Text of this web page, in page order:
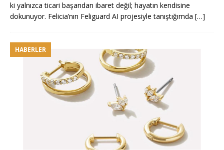
ki yalnızca ticari başarıdan ibaret değil; hayatın kendisine
dokunuyor. Felicia’nın Feliguard AI projesiyle tanıştığımda […]
HABERLER